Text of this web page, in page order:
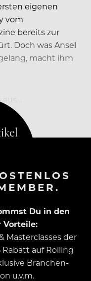
eigenen
vom
bereits zur
Doch was Ansel
macht ihm
Du in den
Vorteile:
Masterclasses der
Rabatt auf Rolling
Branchen-
u.v.m.